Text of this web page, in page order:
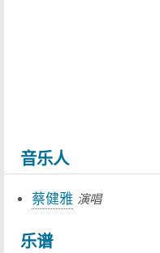
音乐人
蔡健雅 演唱
乐谱